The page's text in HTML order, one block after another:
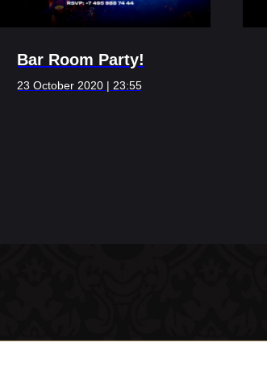
Bar Room Party!
23 October 2020 | 23:55